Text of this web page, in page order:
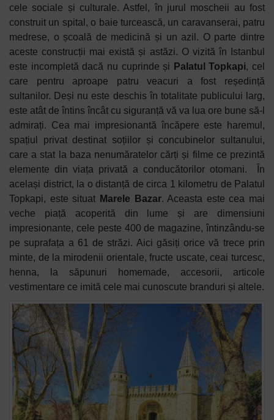
cele sociale și culturale. Astfel, în jurul moscheii au fost
construit un spital, o baie turcească, un caravanserai, patru
medrese, o școală de medicină și un azil. O parte dintre
aceste construcții mai există și astăzi. O vizită în Istanbul
este incompletă dacă nu cuprinde și Palatul Topkapi, cel
care pentru aproape patru veacuri a fost reședință
sultanilor. Deși nu este deschis în totalitate publicului larg,
este atât de întins încât cu siguranță vă va lua ore bune să-l
admirați. Cea mai impresionantă încăpere este haremul,
spațiul privat destinat soțiilor și concubinelor sultanului,
care a stat la baza nenumăratelor cărți și filme ce prezintă
elemente din viața privată a conducătorilor otomani.
În
același district, la o distanță de circa 1 kilometru de Palatul
Topkapi, este situat Marele Bazar. Aceasta este cea mai
veche piață acoperită din lume și are dimensiuni
impresionante, cele peste 400 de magazine, întinzându-se
pe suprafața a 61 de străzi. Aici găsiți orice vă trece prin
minte, de la mirodenii orientale, fructe uscate, ceai turcesc,
henna, la săpunuri homemade, accesorii, articole
vestimentare ce imită cele mai cunoscute branduri și altele.